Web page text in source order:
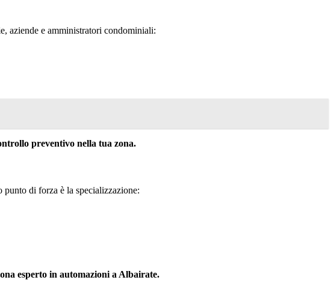
aziende e amministratori condominiali:
preventivo nella tua zona.
di forza è la specializzazione:
esperto in automazioni a Albairate.